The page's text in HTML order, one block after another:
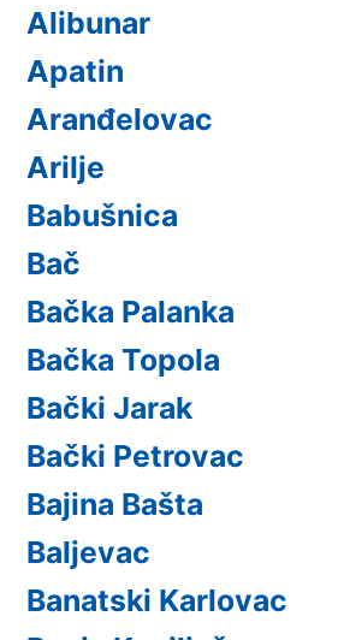
Alibunar
Apatin
Aranđelovac
Arilje
Babušnica
Bač
Bačka Palanka
Bačka Topola
Bački Jarak
Bački Petrovac
Bajina Bašta
Baljevac
Banatski Karlovac